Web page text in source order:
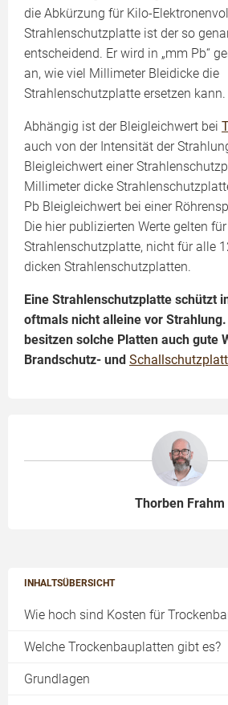
INHALTSÜBERSICHT
Wie hoch sind Kosten für
Welche Trockenbauplatten gibt es?
Grundlagen
die Abkürzung für Kilo-
Strahlenschutzplatte ist der so
entscheidend. Er wird in „mm Pb“
an, wie viel Millimeter Bleidicke die
Strahlenschutzplatte ersetzen kann.
Abhängig ist der Bleigleichwert bei
auch von der Intensität der
Bleigleichwert einer
Millimeter dicke
Pb Bleigleichwert bei einer
Die hier publizierten Werte gelten
Strahlenschutzplatte, nicht für alle
dicken Strahlenschutzplatten.
Eine Strahlenschutzplatte schützt
oftmals nicht alleine vor
besitzen solche Platten auch gute
Brandschutz- und
Thorben Frahm